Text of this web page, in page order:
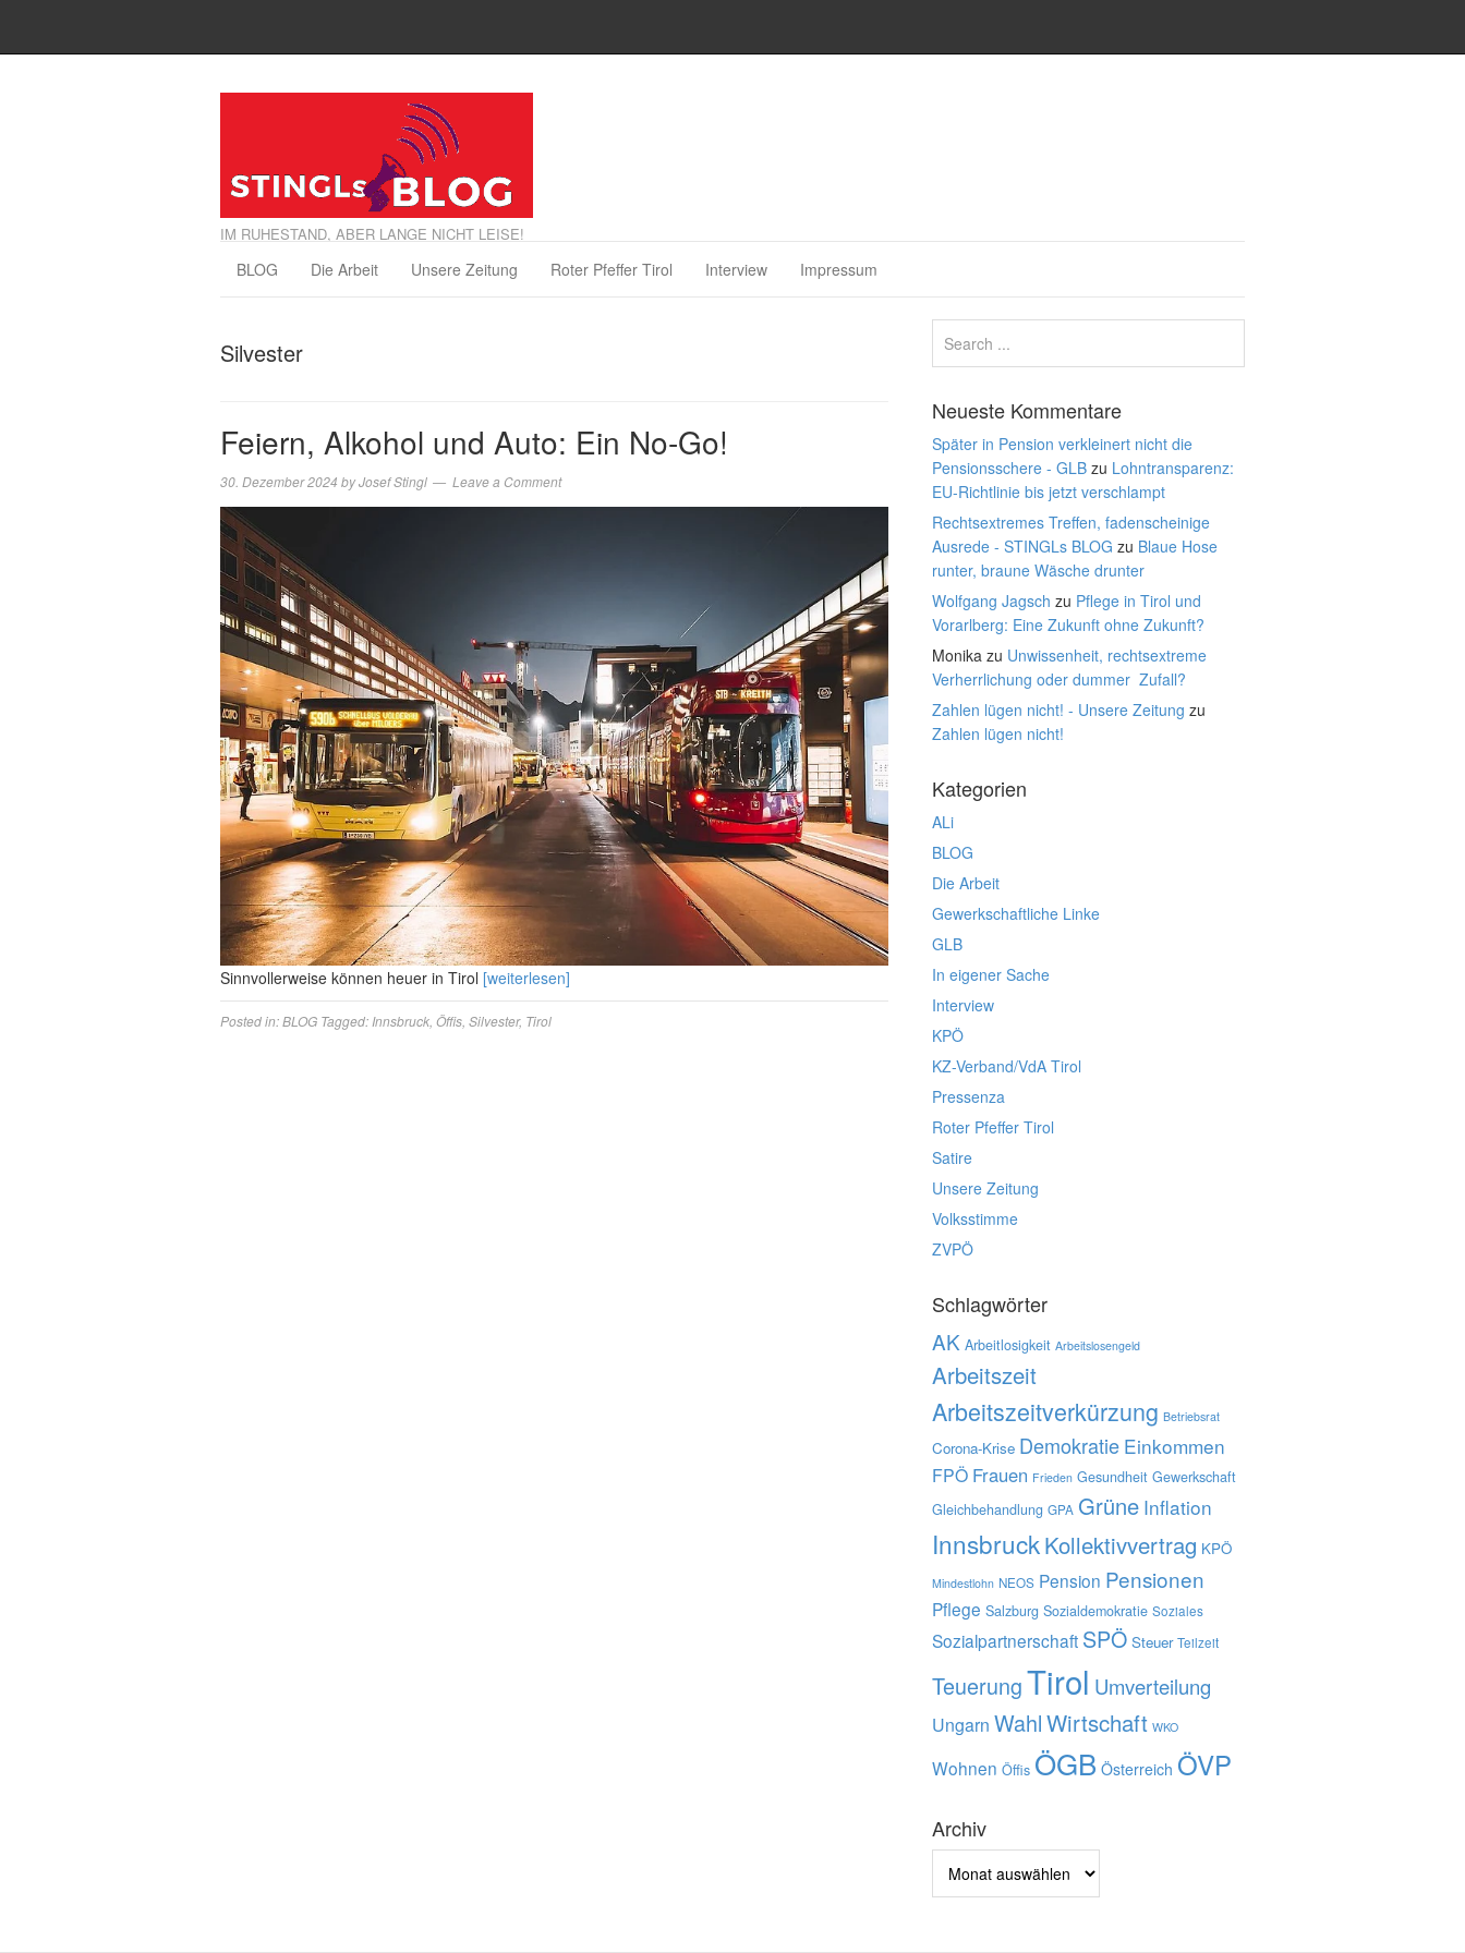
IM RUHESTAND, ABER LANGE NICHT LEISE!
BLOG Die Arbeit Unsere Zeitung Roter Pfeffer Tirol Interview Impressum
Silvester
Feiern, Alkohol und Auto: Ein No-Go!
30. Dezember 2024 byJosef Stingl Leave a Comment
Sinnvollerweise können heuer in Tirol [weiterlesen]
Posted in:BLOG Tagged: Innsbruck Öffis Silvester, Tirol
Neueste Kommentare
Später in Pension verkleinert nicht die
Pensionsschere - GLB zu Lohntransparenz:
EU-Richtlinie bis jetzt verschlampt
Rechtsextremes Treffen, fadenscheinige
Ausrede - STINGLs BLOG zu Blaue Hose
runter, braune Wäsche drunter
Wolfgang Jagsch zu Pflege in Tirol und
Vorarlberg: Eine Zukunft ohne Zukunft?
Monika zu Unwissenheit, rechtsextreme
Verherrlichung oder dummer Zufall?
Zahlen lügen nicht! - Unsere Zeitung zu
Zahlen lügen nicht!
Kategorien
ALi
BLOG
Die Arbeit
Gewerkschaftliche Linke
GLB
In eigener Sache
Interview
KPÖ
KZ-Verband/VdA Tirol
Pressenza
Roter Pfeffer Tirol
Satire
Unsere Zeitung
Volksstimme
ZVPÖ
Schlagwörter
AK Arbeitlosigkeit Arbeitslosengeld
Arbeitszeit
Arbeitszeitverkürzung Betriebsrat
Corona-Krise Demokratie Einkommen
FPÖ Frauen Frieden Gesundheit Gewerkschaft
Gleichbehandlung GPA Grüne Inflation
InnsbruckKollektivvertrag KPÖ
Mindestlohn NEOS Pension Pensionen
Pflege Salzburg Sozialdemokratie Soziales
Sozialpartnerschaft SPÖ Steuer Teilzeit
TeuerungTirol Umverteilung
Ungarn WahlWirtschaft WKO
Wohnen Öffis ÖGB Österreich ÖVP
Archiv